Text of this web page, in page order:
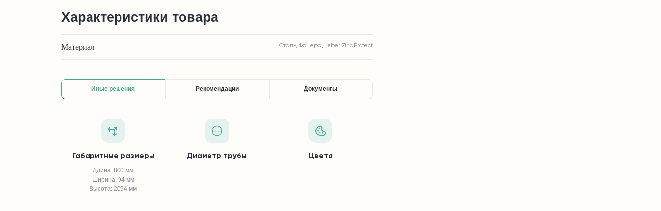
Характеристики товара
Материал Сталь, Фанера, Leber Zinc Protect
Иные решения Рекомендации Документы
Габаритные размеры
Длина: 800 мм
Ширина: 94 мм
Высота: 2094 мм
Диаметр трубы Цвета